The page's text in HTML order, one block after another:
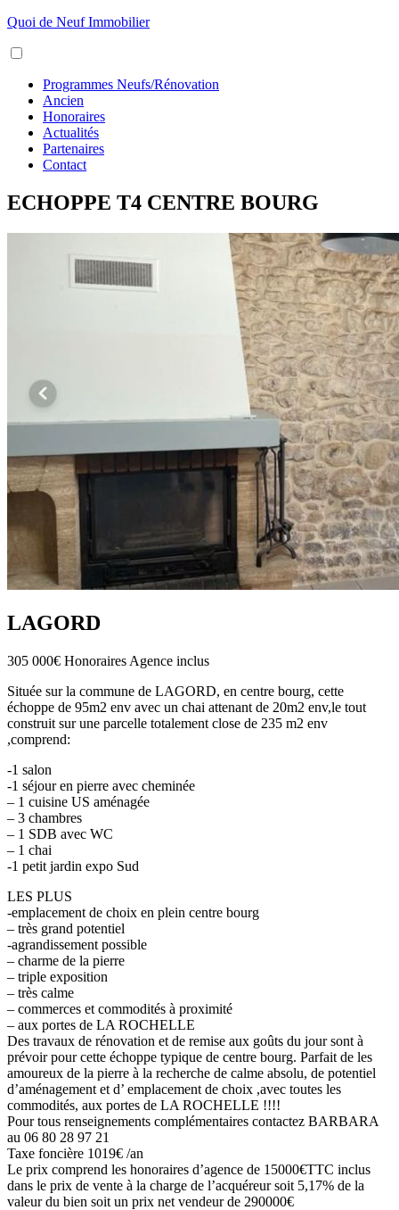
Aller
contenu
Quoi de Neuf Immobilier
Programmes Neufs/Rénovation
Ancien
Honoraires
Actualités
Partenaires
Contact
ECHOPPE T4 CENTRE BOURG
LAGORD
305 000€ Honoraires Agence inclus
Située sur la commune de LAGORD, en centre bourg, cette
échoppe de 95m2 env avec un chai attenant de 20m2 env,le tout
construit sur une parcelle totalement close de 235 m2 env
,comprend:
-1 salon
-1 séjour en pierre avec cheminée
– 1 cuisine US aménagée
– 3 chambres
– 1 SDB avec WC
– 1 chai
-1 petit jardin expo Sud
LES PLUS
-emplacement de choix en plein centre bourg
– très grand potentiel
-agrandissement possible
– charme de la pierre
– triple exposition
– très calme
– commerces et commodités à proximité
– aux portes de LA ROCHELLE
Des travaux de rénovation et de remise aux goûts du jour sont à
prévoir pour cette échoppe typique de centre bourg. Parfait de les
amoureux de la pierre à la recherche de calme absolu, de potentiel
d’aménagement et d’ emplacement de choix ,avec toutes les
commodités, aux portes de LA ROCHELLE !!!!
Pour tous renseignements complémentaires contactez BARBARA
au 06 80 28 97 21
Taxe foncière 1019€ /an
Le prix comprend les honoraires d’agence de 15000€TTC inclus
dans le prix de vente à la charge de l’acquéreur soit 5,17% de la
valeur du bien soit un prix net vendeur de 290000€